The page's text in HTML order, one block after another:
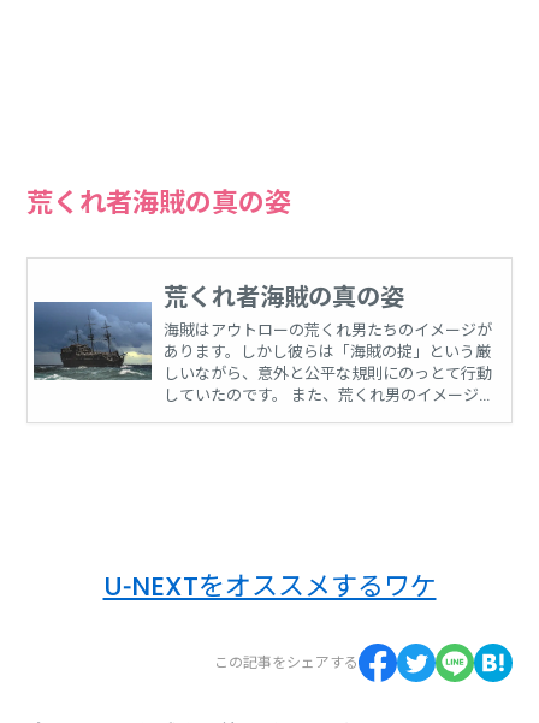
荒くれ者海賊の真の姿
荒くれ者海賊の真の姿
海賊はアウトローの荒くれ男たちのイメージが
あります。しかし彼らは「海賊の掟」という厳
しいながら、意外と公平な規則にのっとて行動
していたのです。 また、荒くれ男のイメージ
がありますが女海賊も実在していたのです。
U-NEXTをオススメするワケ
この記事をシェアする